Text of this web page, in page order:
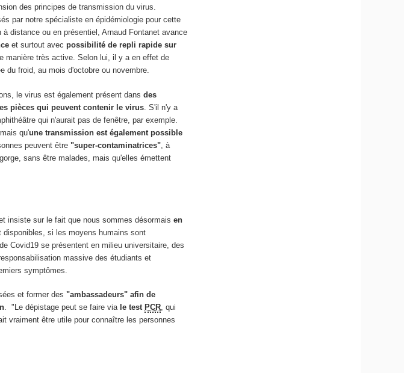
des principes de transmission du virus.
par notre spécialiste en épidémiologie pour cette
distance ou en présentiel, Arnaud Fontanet avance
et surtout avecpossibilité de repli rapide sur
manière très active. Selon lui, il y a en effet de
du froid, au mois d'octobre ou novembre.
le virus est également présent dansdes
pièces qui peuvent contenir le virus . S'il n'y a
qui n'aurait pas de fenêtre, par exemple.
qu'une transmission est également possible
peuvent être"super-contaminatrices" , à
sans être malades, mais qu'elles émettent
insiste sur le fait que nous sommes désormaisen
disponibles, si les moyens humains sont
Covid19 se présentent en milieu universitaire, des
massive des étudiants et
symptômes.
et former des"ambassadeurs" afin de
. "Le dépistage peut se faire via le test PCR, qui
vraiment être utile pour connaître les personnes